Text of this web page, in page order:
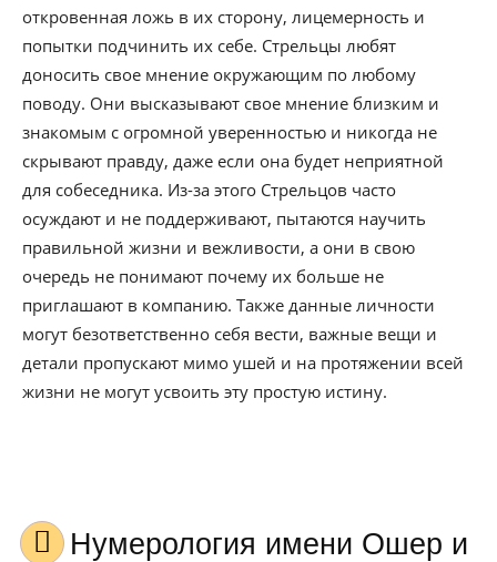
откровенная ложь в их сторону, лицемерность и
попытки подчинить их себе. Стрельцы любят
доносить свое мнение окружающим по любому
поводу. Они высказывают свое мнение близким и
знакомым с огромной уверенностью и никогда не
скрывают правду, даже если она будет неприятной
для собеседника. Из-за этого Стрельцов часто
осуждают и не поддерживают, пытаются научить
правильной жизни и вежливости, а они в свою
очередь не понимают почему их больше не
приглашают в компанию. Также данные личности
могут безответственно себя вести, важные вещи и
детали пропускают мимо ушей и на протяжении всей
жизни не могут усвоить эту простую истину.
Нумерология имени Ошер и